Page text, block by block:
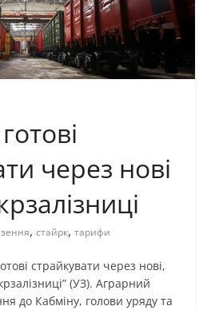
через нові
, стайрк, тарифи
страйкувати через нові,
(УЗ). Аграрний
до Кабміну, голови уряду та